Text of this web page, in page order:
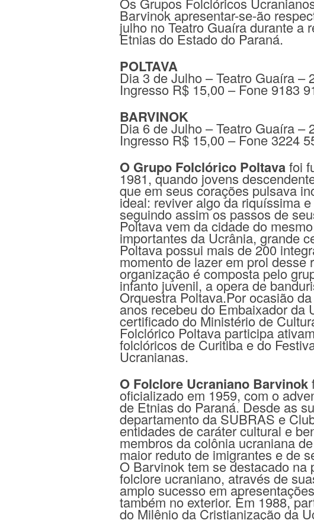
Barvinok apresentar-se-ão
julho no Teatro Guaíra durante a
Etnias do Estado do Paraná.
POLTAVA
Dia 3 de Julho – Teatro Guaíra –
Ingresso R$ 15,00 – Fone 9183
BARVINOK
Dia 6 de Julho – Teatro Guaíra –
Ingresso R$ 15,00 – Fone 3224
O Grupo Folclórico Poltavafoi
1981, quando jovens
que em seus corações pulsava
ideal: reviver algo da riquíssima
seguindo assim os passos de
Poltava vem da cidade do
importantes da Ucrânia, grande
Poltava possui mais de 200
momento de lazer em prol desse
organização é composta pelo
infanto juvenil, a opera de
Orquestra Poltava.Por ocasião
anos recebeu do Embaixador da
certificado do Ministério de
Folclórico Poltava participa
folclóricos de Curitiba e do
Ucranianas.
O Folclore Ucraniano Barvinok
oficializado em 1959, com o
de Etnias do Paraná. Desde as
departamento da SUBRAS e
entidades de caráter cultural e
membros da colônia ucraniana
maior reduto de imigrantes e de
O Barvinok tem se destacado
folclore ucraniano, através de
amplo sucesso em
também no exterior. Em 1988,
do Milênio da Cristianização da